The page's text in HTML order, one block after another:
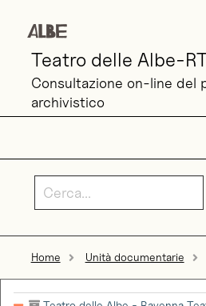
Teatro delle Albe-
Consultazione on-line del
archivistico
Home Unità documentarie